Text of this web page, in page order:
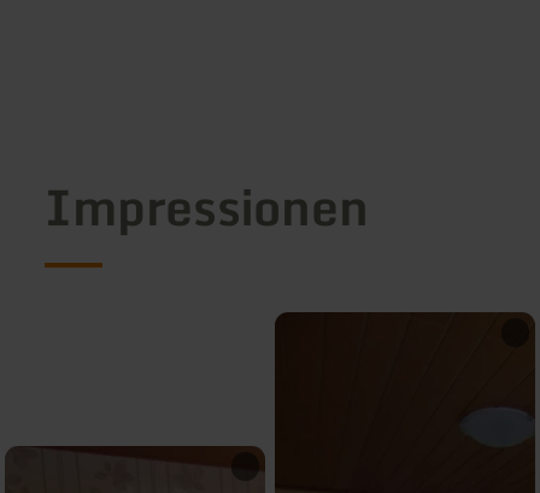
Impressionen